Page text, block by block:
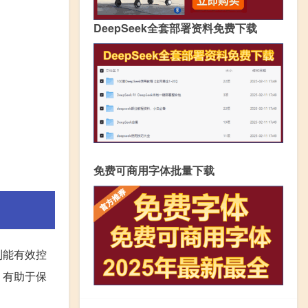
有效控
助于保
DeepSeek全套部署资料免费下载
免费可商用字体批量下载